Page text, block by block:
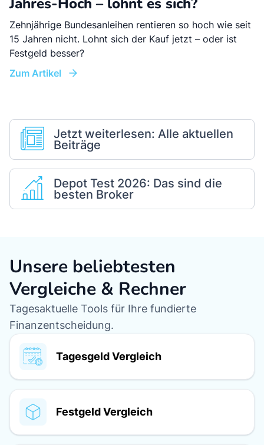
Zehnjährige Bundesanleihen rentieren so hoch wie seit
15 Jahren nicht. Lohnt sich der Kauf jetzt – oder ist
Festgeld besser?
Zum Artikel
Jetzt weiterlesen: Alle aktuellen
Beiträge
Depot Test 2026: Das sind die
besten Broker
Unsere beliebtesten
Vergleiche & Rechner
Tagesaktuelle Tools für Ihre fundierte
Finanzentscheidung.
Tagesgeld Vergleich
Festgeld Vergleich